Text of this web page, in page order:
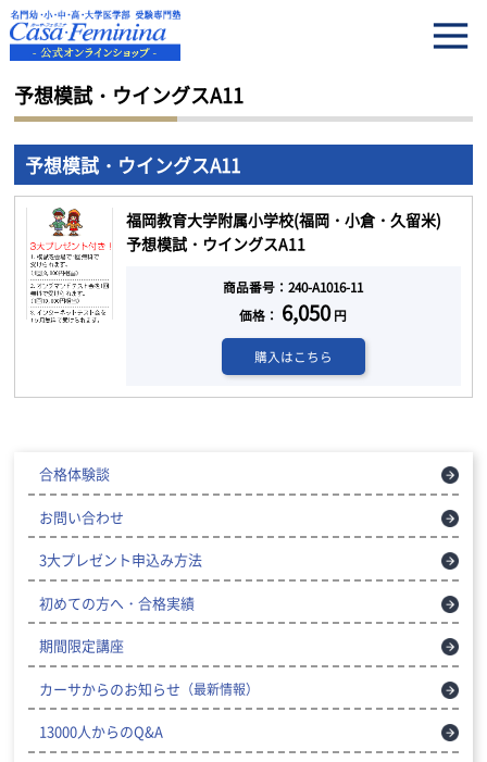
HOME 予想模試・ウイングスA11
予想模試・ウイングスA11
予想模試・ウイングスA11
福岡教育大学附属小学校(福岡・小倉・久留米)
予想模試・ウイングスA11
商品番号：240-A1016-11
価格： 6,050円
購入はこちら
合格体験談
お問い合わせ
3大プレゼント申込み方法
初めての方へ・合格実績
期間限定講座
カーサからのお知らせ （最新情報）
13000人からのQ&A